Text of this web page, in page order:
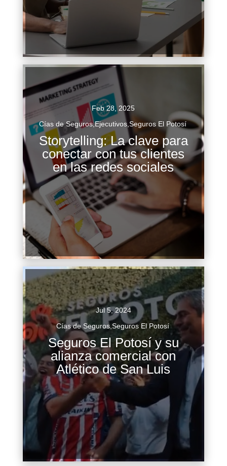
Continuar Leyendo
Feb 28, 2025
Cías de Seguros,Ejecutivos,Seguros El Potosí
Storytelling: La clave para
conectar con tus clientes
en las redes sociales
Storytelling: La clave para conectar con tus
clientes en las redes sociales En un entorno
digital donde la atención de los usuarios es cada
vez más escasa, las empresas...
Continuar Leyendo
Jul 5, 2024
Cías de Seguros,Seguros El Potosí
Seguros El Potosí y su
alianza comercial con
Atlético de San Luis
Atlético de San Luis y Seguros del Potosí se
unen en colaboración comercial El Club Atlético
de San Luis anuncia a su nuevo socio
comercial, Seguros del Potosí. La...
Continuar Leyendo